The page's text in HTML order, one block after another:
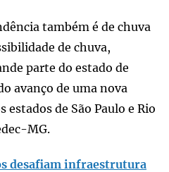
também é de chuva
de chuva,
parte do estado de
avanço de uma nova
de São Paulo e Rio
MG.
desafiam infraestrutura